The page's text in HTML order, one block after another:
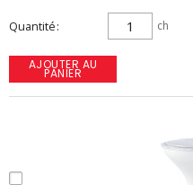
Quantité ch
AJOUTER AU
PANIER